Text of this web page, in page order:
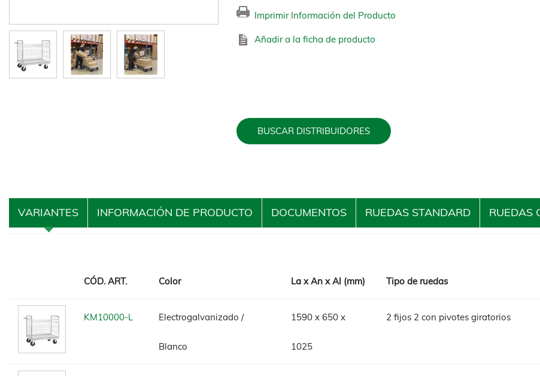
Imprimir Información del Producto
Añadir a la ficha de producto
BUSCAR DISTRIBUIDORES
VARIANTES INFORMACIÓN DE PRODUCTO DOCUMENTOS RUEDAS STANDARD RUEDAS
CÓD. ART. Color La x An x Al (mm) Tipo de ruedas
KM10000-L Electrogalvanizado /
Blanco
1590 x 650 x
1025
2 fijos 2 con pivotes giratorios